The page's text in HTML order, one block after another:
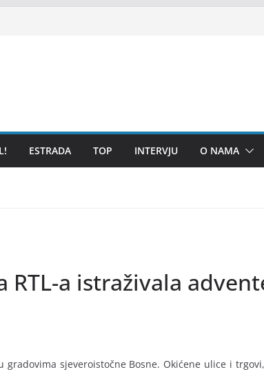
ESTRADA TOP INTERVJU O NAMA
RTL-a istraživala
gradovima sjeveroistočne Bosne. Okićene ulice i